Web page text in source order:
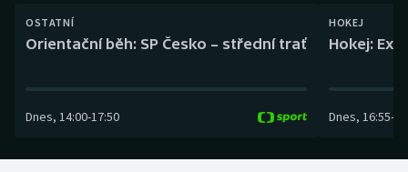
Dostihy
Futsal
Golf
OSTATNÍ
Orientační běh: SP Česko – střední trať
Dnes, 14:00-17:50
HOKEJ
Hokej:
Dnes, 16:55-